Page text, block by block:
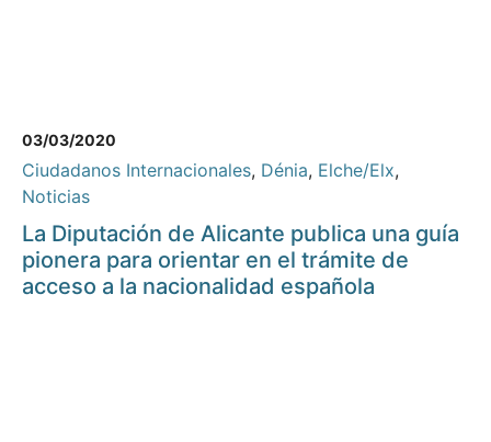
03/03/2020
Ciudadanos Internacionales, Dénia, Elche/Elx,
Noticias
La Diputación de Alicante publica una guía
pionera para orientar en el trámite de
acceso a la nacionalidad española